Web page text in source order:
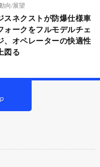
向/展望
スネクストが防爆仕様車
ォークをフルモデルチェ
、オペレーターの快適性
図る